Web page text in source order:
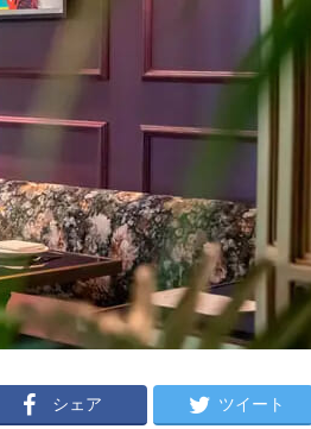
シェア ツイート